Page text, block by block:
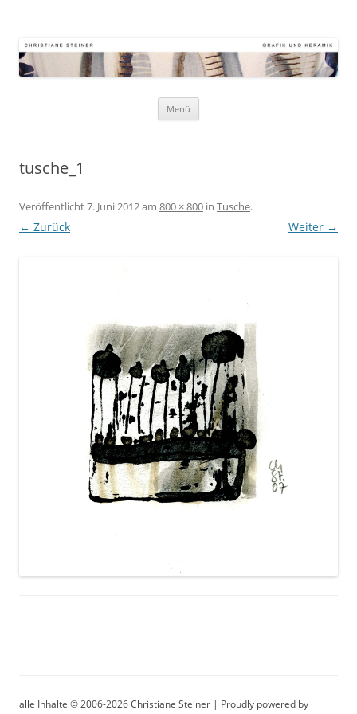
Menü
tusche_1
Veröffentlicht7. Juni 2012am 800 × 800 in Tusche.
← Zurück Weiter →
alle Inhalte © 2006-2026 Christiane Steiner | Proudly powered by